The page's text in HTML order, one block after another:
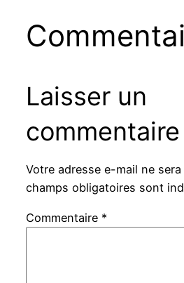
Laisser un
commentaire
Votre adresse e-mail ne
champs obligatoires sont
Commentaire *